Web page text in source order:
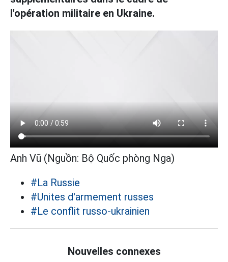
l'opération militaire en Ukraine.
Anh Vũ (Nguồn: Bộ Quốc phòng Nga)
#La Russie
#Unites d'armement russes
#Le conflit russo-ukrainien
Nouvelles connexes